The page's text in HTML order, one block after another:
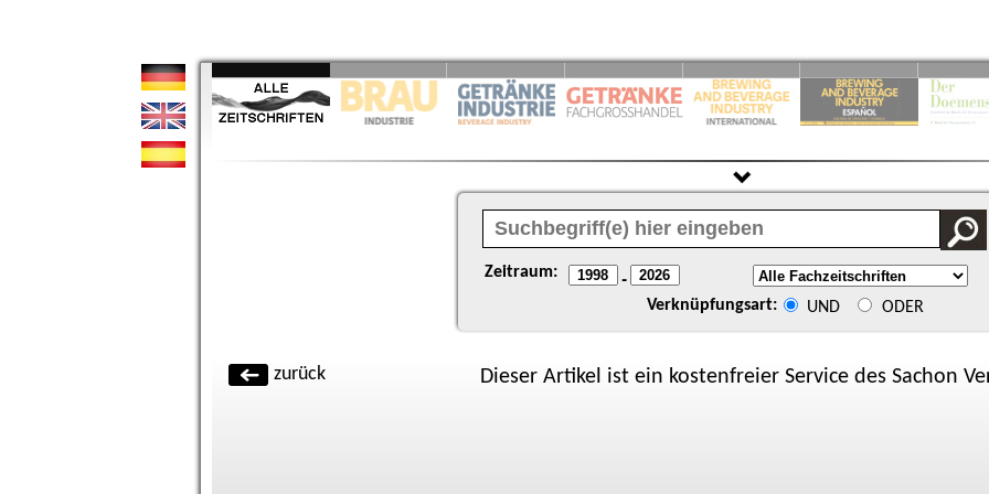
Zeitraum: -
Verknüpfungsart: UND ODER
zurück Dieser Artikel ist ein kostenfreier Service des Sachon